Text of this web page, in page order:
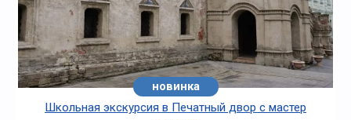
новинка
Школьная экскурсия в Печатный двор с мастер